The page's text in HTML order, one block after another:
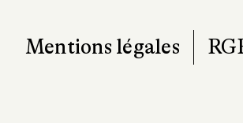
Mentions légales